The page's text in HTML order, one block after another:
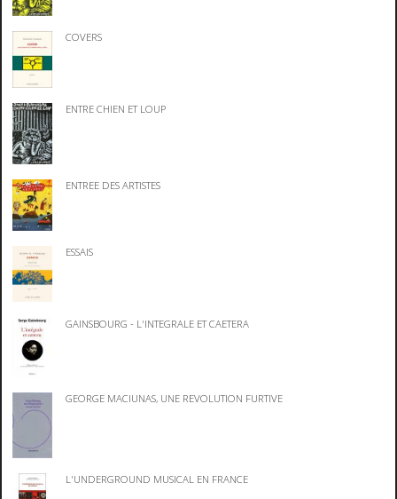
COVERS
ENTRE CHIEN ET LOUP
ENTREE DES ARTISTES
ESSAIS
GAINSBOURG - L'INTEGRALE ET CAETERA
GEORGE MACIUNAS, UNE REVOLUTION FURTIVE
L'UNDERGROUND MUSICAL EN FRANCE